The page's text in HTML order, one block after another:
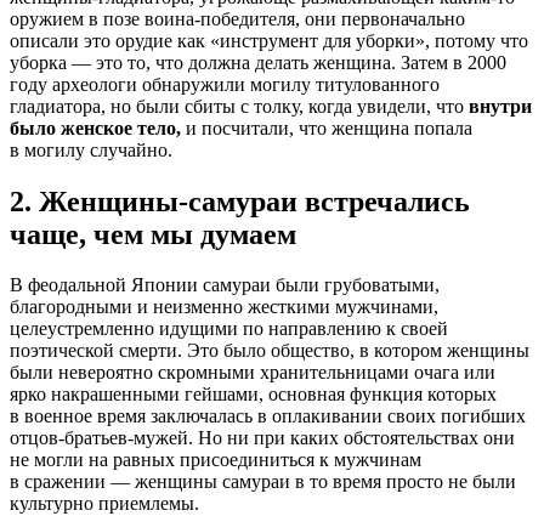
оружием в позе воина-победителя, они первоначально
описали это орудие как «инструмент для уборки», потому что
уборка — это то, что должна делать женщина. Затем в 2000
году археологи обнаружили могилу титулованного
гладиатора, но были сбиты с толку, когда увидели, что внутри
было женское тело, и посчитали, что женщина попала
в могилу случайно.
2. Женщины-самураи встречались
чаще, чем мы думаем
В феодальной Японии самураи были грубоватыми,
благородными и неизменно жесткими мужчинами,
целеустремленно идущими по направлению к своей
поэтической смерти. Это было общество, в котором женщины
были невероятно скромными хранительницами очага или
ярко накрашенными гейшами, основная функция которых
в военное время заключалась в оплакивании своих погибших
отцов-братьев-мужей. Но ни при каких обстоятельствах они
не могли на равных присоединиться к мужчинам
в сражении — женщины самураи в то время просто не были
культурно приемлемы.